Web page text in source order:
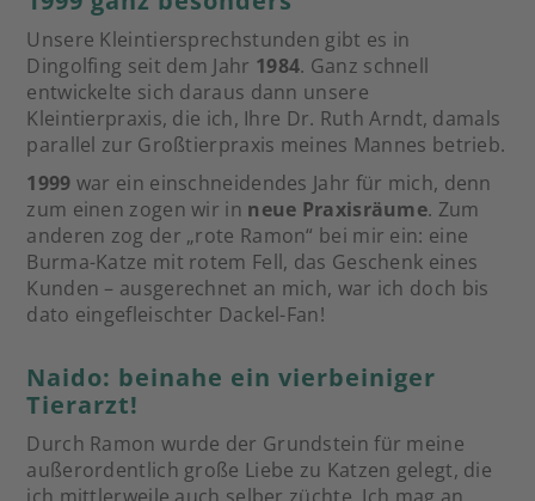
Unsere Kleintiersprechstunden gibt es in
Dingolfing seit dem Jahr 1984. Ganz schnell
entwickelte sich daraus dann unsere
Kleintierpraxis, die ich, Ihre Dr. Ruth Arndt, damals
parallel zur Großtierpraxis meines Mannes betrieb.
1999 war ein einschneidendes Jahr für mich, denn
zum einen zogen wir in neue Praxisräume. Zum
anderen zog der „rote Ramon“ bei mir ein: eine
Burma-Katze mit rotem Fell, das Geschenk eines
Kunden – ausgerechnet an mich, war ich doch bis
dato eingefleischter Dackel-Fan!
Naido: beinahe ein vierbeiniger
Tierarzt!
Durch Ramon wurde der Grundstein für meine
außerordentlich große Liebe zu Katzen gelegt, die